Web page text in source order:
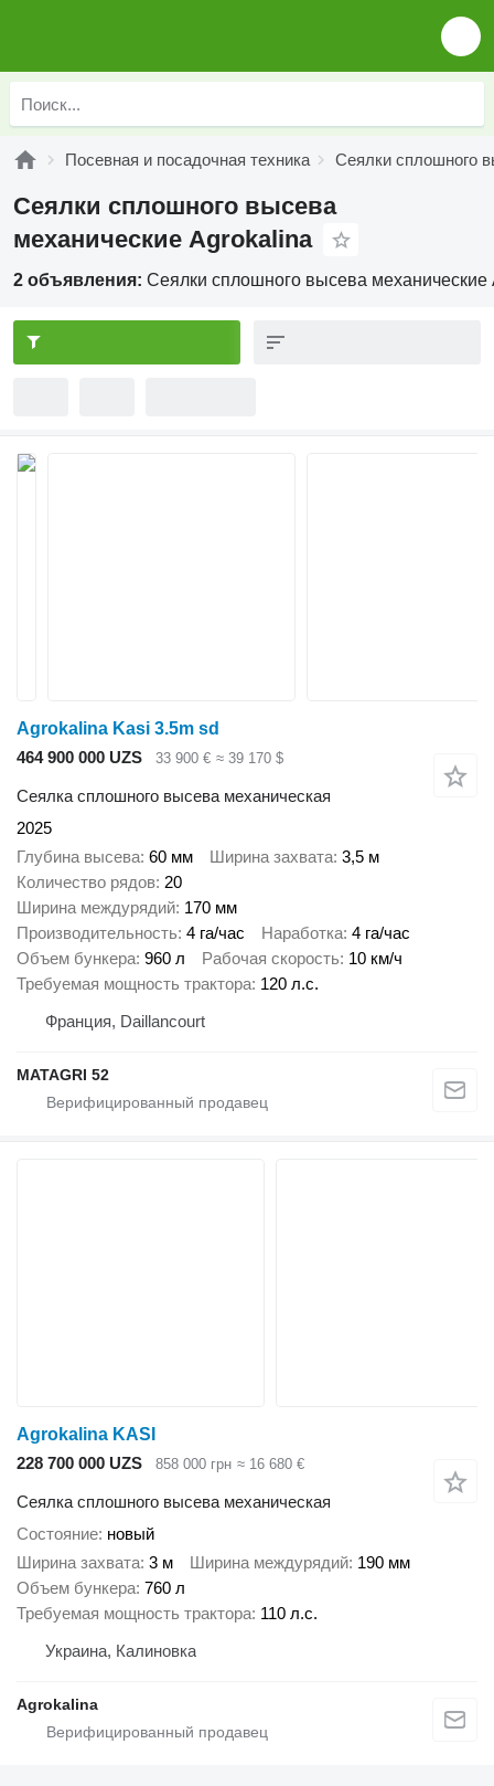
Посевная и посадочная техника Сеялки сплошного
Сеялки сплошного высева
механические Agrokalina
2 объявления: Сеялки сплошного высева механические
Agrokalina Kasi 3.5m sd
464 900 000 UZS
33 900 € ≈ 39 170 $
Сеялка сплошного высева механическая
2025
Глубина высева 60 мм Ширина захвата 3,5 м
Количество рядов 20
Ширина междурядий 170 мм
Производительность 4 га/час Наработка 4 га/час
Объем бункера 960 л Рабочая скорость 10 км/ч
Требуемая мощность трактора 120 л.с.
Франция, Daillancourt
MATAGRI 52
Agrokalina KASI
228 700 000 UZS
858 000 грн ≈ 16 680 €
Сеялка сплошного высева механическая
Состояние новый
Ширина захвата 3 м Ширина междурядий 190 мм
Объем бункера 760 л
Требуемая мощность трактора 110 л.с.
Украина, Калиновка
Agrokalina